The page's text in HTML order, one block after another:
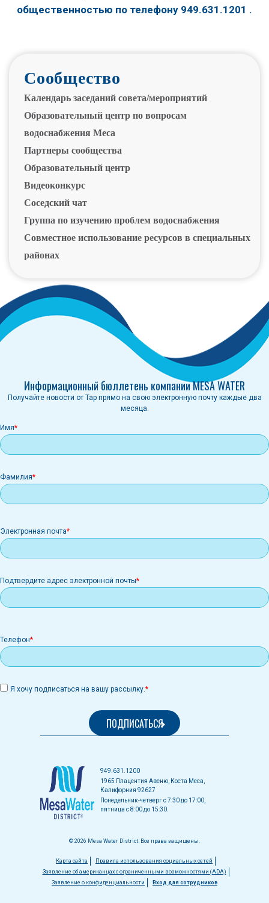
общественностью по телефону 949.631.1201 .
Сообщество
Календарь заседаний совета/мероприятий
Образовательный центр по вопросам
водоснабжения Меса
Партнеры сообщества
Образовательный центр
Видеоконкурс
Соседский чат
Группа по изучению проблем водоснабжения
Совместное использование ресурсов в специальных
районах
Информационный бюллетень компании MESA WATER
Получайте новости от Tap прямо на свою электронную почту каждые два
месяца.
Имя
Фамилия
Электронная
почта
Электронная почта
Подтвердите адрес электронной почты
Телефон
Я хочу подписаться на вашу рассылку.
949.631.1200
1965 Плацентия Авеню, Коста Меса,
Калифорния 92627
Понедельник-четверг с 7:30 до 17:00,
пятница с 8:00 до 15:30.
© 2026 Mesa Water District. Все права защищены.
МенюКарта сайта
Правила использования социальных сетей
Заявление об американцах с ограниченными возможностями (ADA)
Заявление о конфиденциальности
Вход для сотрудников